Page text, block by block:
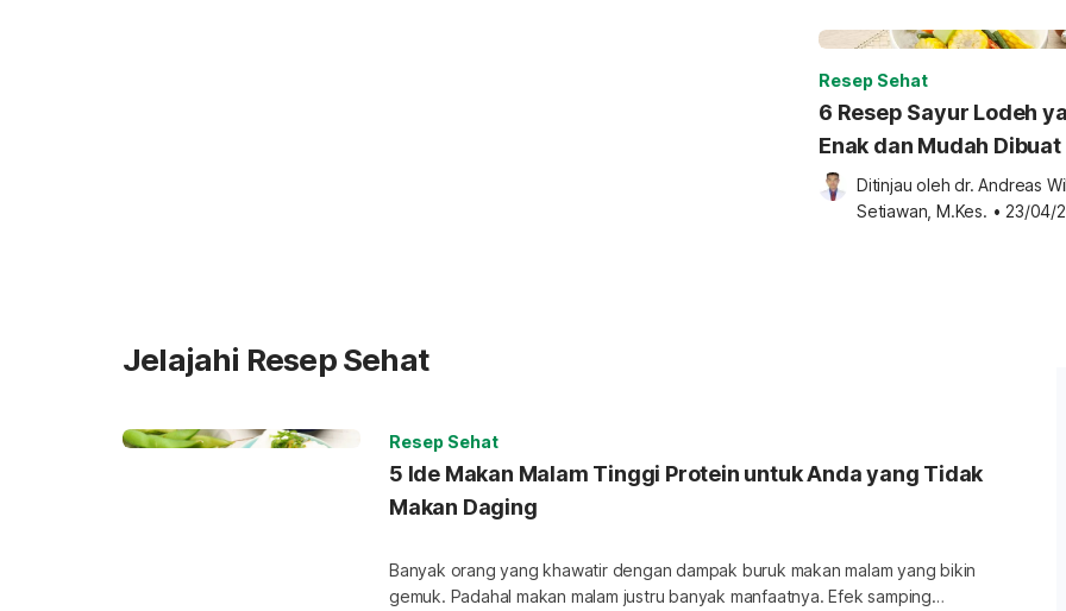
Resep Sehat
6 Resep Sayur Lodeh
Enak dan Mudah Dibuat
Ditinjau oleh dr. Andreas
Setiawan, M.Kes. • 23/04/
Jelajahi Resep Sehat
Resep Sehat
5 Ide Makan Malam Tinggi Protein untuk Anda yang Tidak
Makan Daging
Banyak orang yang khawatir dengan dampak buruk makan malam yang bikin
gemuk. Padahal makan malam justru banyak manfaatnya. Efek samping